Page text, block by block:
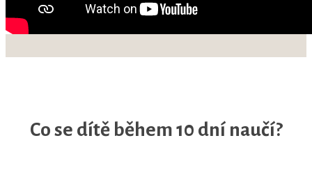
Co se dítě během 10 dní naučí?